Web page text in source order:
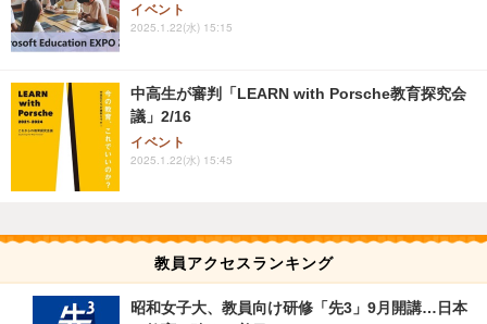
イベント
2025.1.22(水) 15:15
中高生が審判「LEARN with Porsche教育探究会
議」2/16
イベント
2025.1.22(水) 15:45
教員アクセスランキング
昭和女子大、教員向け研修「先3」9月開講…日本